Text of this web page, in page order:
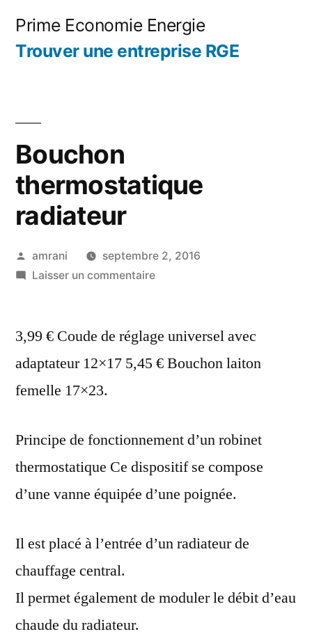
Prime Economie Energie
Trouver une entreprise RGE
Bouchon
thermostatique
radiateur
Publié
par
amrani
septembre 2, 2016
Laisser un commentairesur
radiateur
3,99 € Coude de réglage universel avec
adaptateur 12×17 5,45 € Bouchon laiton
femelle 17×23.
Principe de fonctionnement d’un robinet
thermostatique Ce dispositif se compose
d’une vanne équipée d’une poignée.
Il est placé à l’entrée d’un radiateur de
chauffage central.
Il permet également de moduler le débit d’eau
chaude du radiateur.